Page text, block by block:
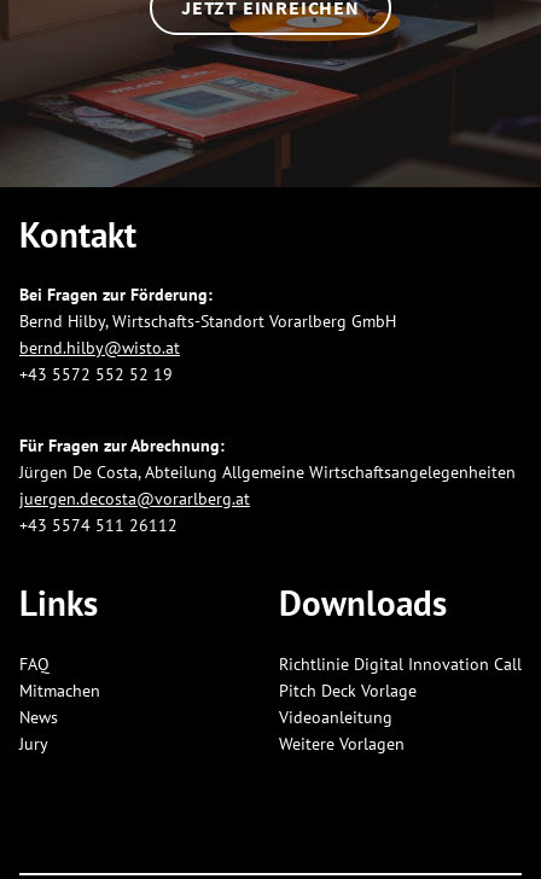
JETZT EINREICHEN
Kontakt
Bei Fragen zur Förderung:
Bernd Hilby, Wirtschafts-Standort Vorarlberg GmbH
bernd.hilby@wisto.at
+43 5572 552 52 19
Für Fragen zur Abrechnung:
Jürgen De Costa, Abteilung Allgemeine Wirtschaftsangelegenheiten
juergen.decosta@vorarlberg.at
+43 5574 511 26112
Links
FAQ
Mitmachen
News
Jury
Downloads
Richtlinie Digital Innovation Call
Pitch Deck Vorlage
Videoanleitung
Weitere Vorlagen